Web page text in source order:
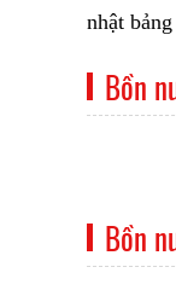
nhật
Bồn
Bồn